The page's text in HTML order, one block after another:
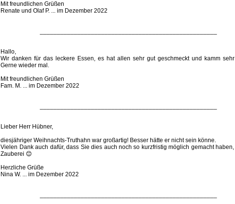
Mit freundlichen Grüßen
Renate und Olaf P. ... im Dezember 2022
Hallo,
Wir danken für das leckere Essen, es hat allen sehr gut geschmeckt und kamm
Gerne wieder mal.
Mit freundlichen Grüßen
Fam. M. ... im Dezember 2022
Lieber Herr Hübner,
diesjähriger Weihnachts-Truthahn war großartig! Besser hätte er nicht sein könne.
Vielen Dank auch dafür, dass Sie dies auch noch so kurzfristig möglich gemacht haben,
Zauberei 😊
Herzliche Grüße
Nina W. ... im Dezember 2022